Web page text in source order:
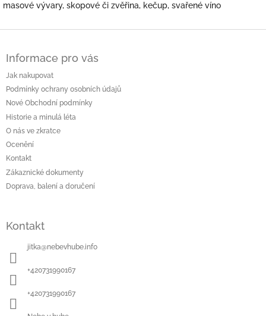
masové vývary, skopové či zvěřina, kečup, svařené víno
Informace pro vás
Jak nakupovat
Podmínky ochrany osobních údajů
Nové Obchodní podmínky
Historie a minulá léta
O nás ve zkratce
Ocenění
Kontakt
Zákaznické dokumenty
Doprava, balení a doručení
Kontakt
jitka@nebevhube.info
+420731990167
+420731990167